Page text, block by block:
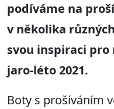
podíváme na
v několika
svou inspiraci pro
jaro-léto 2021.
Boty s prošíváním